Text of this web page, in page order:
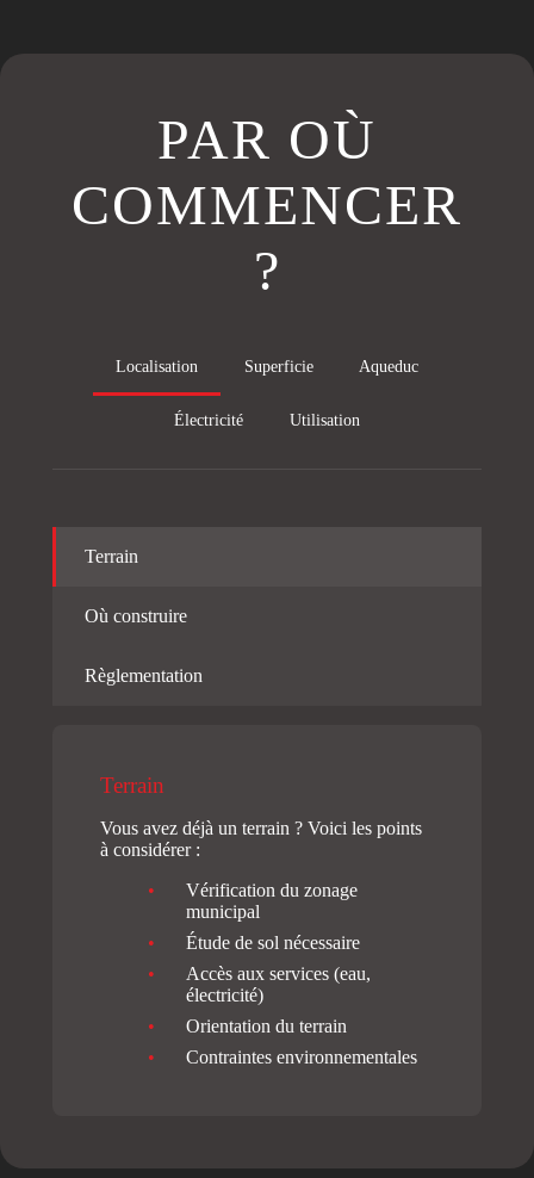
PAR OÙ
COMMENCER
?
Localisation Superficie Aqueduc
Électricité Utilisation
Terrain
Où construire
Règlementation
Terrain
Vous avez déjà un terrain ? Voici les points
à considérer :
Vérification du zonage
municipal
Étude de sol nécessaire
Accès aux services (eau,
électricité)
Orientation du terrain
Contraintes environnementales